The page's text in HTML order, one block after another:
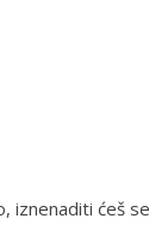
iznenaditi ćeš